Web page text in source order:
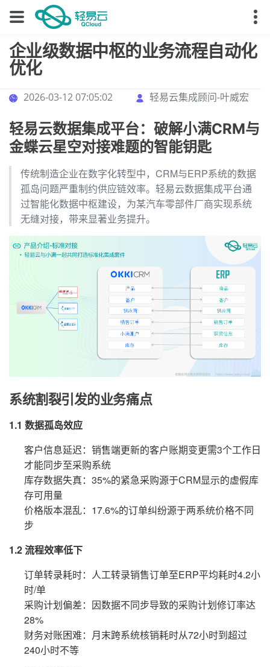
企业级数据中枢的业务流程自动化
优化
2026-03-12 07:05:02 轻易云集成顾问-叶威宏
轻易云数据集成平台：破解小满CRM与
金蝶云星空对接难题的智能钥匙
传统制造企业在数字化转型中，CRM与ERP系统的数据
孤岛问题严重制约供应链效率。轻易云数据集成平台通
过智能化数据中枢建设，为某汽车零部件厂商实现系统
无缝对接，带来显著业务提升。
系统割裂引发的业务痛点
1.1 数据孤岛效应
客户信息延迟：销售端更新的客户账期变更需3个工作日
才能同步至采购系统
库存数据失真：35%的紧急采购源于CRM显示的虚假库
存可用量
价格版本混乱：17.6%的订单纠纷源于两系统价格不同
步
1.2 流程效率低下
订单转录耗时：人工转录销售订单至ERP平均耗时4.2小
时/单
采购计划偏差：因数据不同步导致的采购计划修订率达
28%
财务对账困难：月末跨系统核销耗时从72小时到超过
240小时不等